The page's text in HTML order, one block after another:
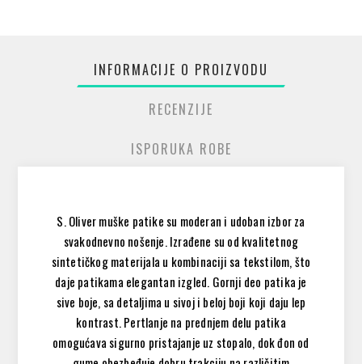
INFORMACIJE O PROIZVODU
RECENZIJE
ISPORUKA ROBE
S. Oliver muške patike su moderan i udoban izbor za
svakodnevno nošenje. Izrađene su od kvalitetnog
sintetičkog materijala u kombinaciji sa tekstilom, što
daje patikama elegantan izgled. Gornji deo patika je
sive boje, sa detaljima u sivoj i beloj boji koji daju lep
kontrast. Pertlanje na prednjem delu patika
omogućava sigurno pristajanje uz stopalo, dok đon od